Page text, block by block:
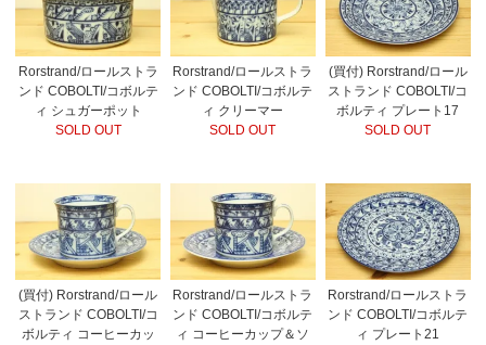
Rorstrand/ロールストラ
ンド COBOLTI/コボルテ
ィ シュガーポット
SOLD OUT
Rorstrand/ロールストラ
ンド COBOLTI/コボルテ
ィ クリーマー
SOLD OUT
(買付) Rorstrand/ロール
ストランド COBOLTI/コ
ボルティ プレート17
SOLD OUT
(買付) Rorstrand/ロール
ストランド COBOLTI/コ
ボルティ コーヒーカッ
Rorstrand/ロールストラ
ンド COBOLTI/コボルテ
ィ コーヒーカップ＆ソ
Rorstrand/ロールストラ
ンド COBOLTI/コボルテ
ィ プレート21